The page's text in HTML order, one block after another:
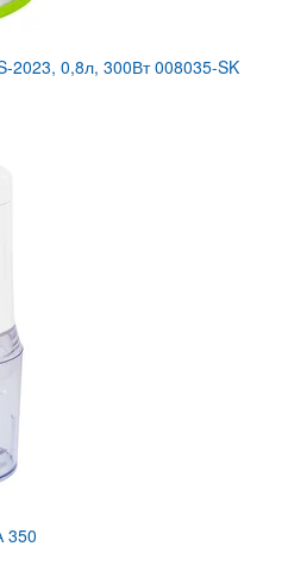
2023, 0,8л, 300Вт 008035-SK
350